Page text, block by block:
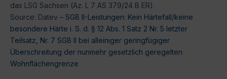
das LSG Sachsen (Az. L 7 AS 379/24 B ER).
Source: Datev – SGB II-Leistungen: Kein Härtefall/keine
besondere Härte i. S. d. § 12 Abs. 1 Satz 2 Nr. 5 letzter
Teilsatz, Nr. 7 SGB II bei alleiniger geringfügiger
Überschreitung der nunmehr gesetzlich geregelten
Wohnflächengrenze